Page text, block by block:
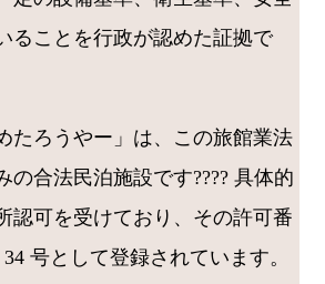
ることを行政が認めた証拠で
たろうやー」は、この旅館業法
の合法民泊施設です???? 具体的
認可を受けており、その許可番
号として登録されています。